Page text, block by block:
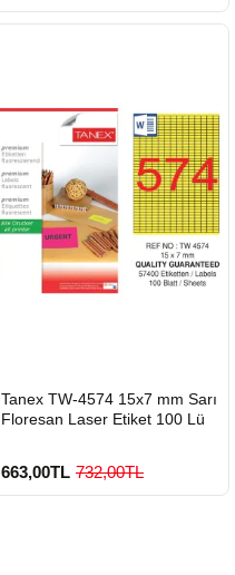
900 TL Üzeri Kargo Ücretsiz
GÖNDERİ
Tanex TW-4574 15x7 mm Sarı
Floresan Laser Etiket 100 Lü
663,00TL 732,00TL